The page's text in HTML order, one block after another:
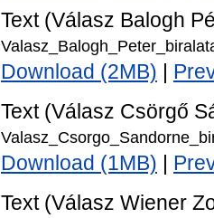
Text (Válasz Balogh
Download (2MB)
Text (Válasz Csörgő
Download (1MB)
Text (Válasz Wiener